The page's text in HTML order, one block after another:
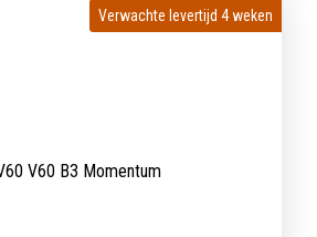
Verwachte levertijd 4 weken
Verwachte levertijd 4 weken